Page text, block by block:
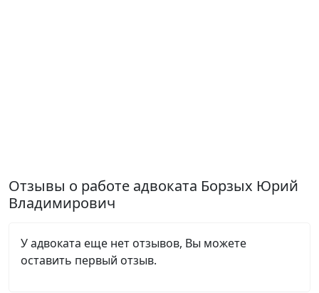
Отзывы о работе адвоката Борзых Юрий
Владимирович
У адвоката еще нет отзывов, Вы можете
оставить первый отзыв.